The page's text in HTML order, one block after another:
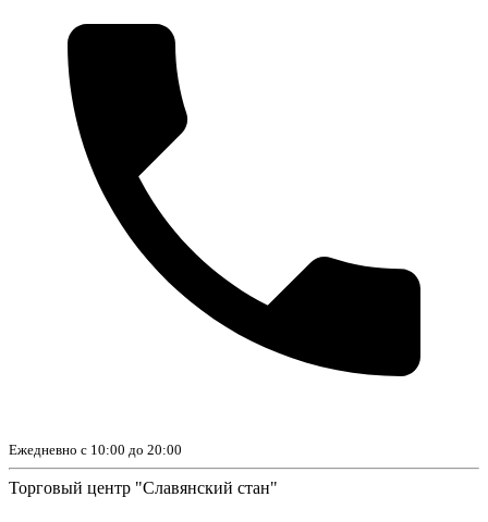
Ежедневно с 10:00 до 20:00
Торговый центр "Славянский стан"